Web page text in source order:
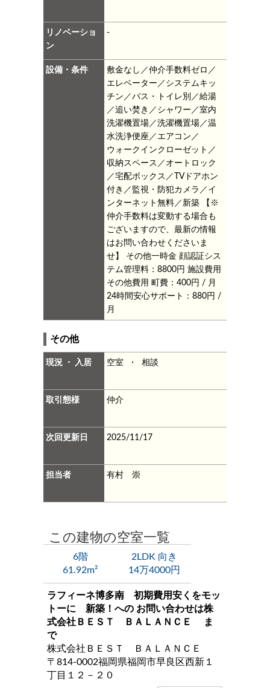
リノベーショ
ン
-
設備・条件
敷金なし／仲介手数料ゼロ／
エレベーター／システムキッ
チン／バス・トイレ別／給湯
／追い焚き／シャワー／室内
洗濯機置場／洗濯機置場／温
水洗浄便座／エアコン／
ウォークインクローゼット／
収納スペース／オートロック
／宅配ボックス／TVドアホン
付き／監視・防犯カメラ／イ
ンターネット無料／新築
【※
仲介手数料は変動する場合も
ございますので、最新の情報
はお問い合わせくださいま
せ】
その他一時金 顔認証シス
テム管理料：8800円 施設費用
その他費用 町費：400円 / 月
24時間安心サポート：880円 /
月
その他
現況 ・ 入居 空室 ・ 相談
取引態様 仲介
次回更新日 2025/11/17
担当者 有村 崇
この建物の空室一覧
6階
2LDK 向き
61.92m²
14万4000円
ラフィーネ博多南 初期費用安くをモッ
トーに 新築！
への お問い合わせは株
式会社ＢＥＳＴ ＢＡＬＡＮＣＥ
ま
で
株式会社ＢＥＳＴ ＢＡＬＡＮＣＥ
〒814-0002福岡県福岡市早良区西新１
丁目１２－２０